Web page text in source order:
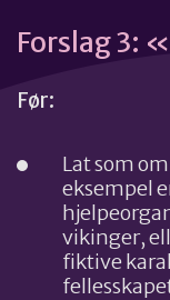
Forslag 3:
Før:
Lat som
eksempel
vikinger,
fiktive